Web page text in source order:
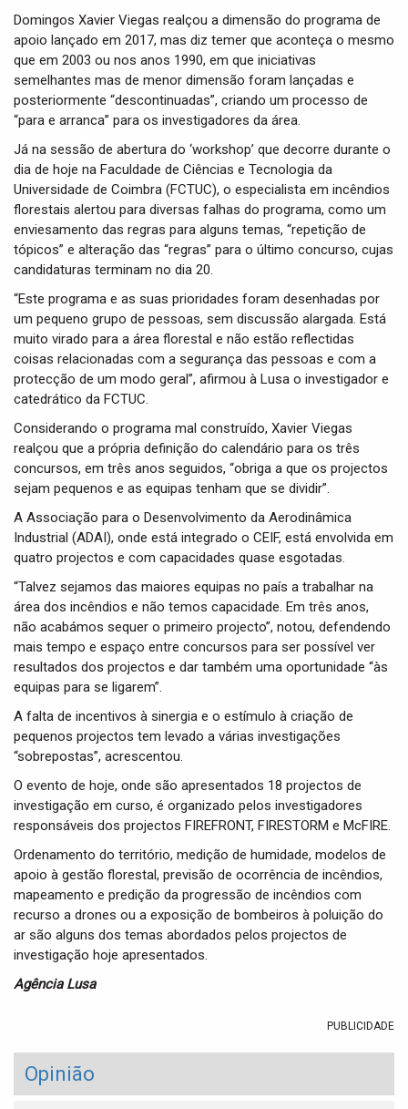
Domingos Xavier Viegas realçou a dimensão do programa de
apoio lançado em 2017, mas diz temer que aconteça o mesmo
que em 2003 ou nos anos 1990, em que iniciativas
semelhantes mas de menor dimensão foram lançadas e
posteriormente “descontinuadas”, criando um processo de
“para e arranca” para os investigadores da área.
Já na sessão de abertura do ‘workshop’ que decorre durante o
dia de hoje na Faculdade de Ciências e Tecnologia da
Universidade de Coimbra (FCTUC), o especialista em incêndios
florestais alertou para diversas falhas do programa, como um
enviesamento das regras para alguns temas, “repetição de
tópicos” e alteração das “regras” para o último concurso, cujas
candidaturas terminam no dia 20.
“Este programa e as suas prioridades foram desenhadas por
um pequeno grupo de pessoas, sem discussão alargada. Está
muito virado para a área florestal e não estão reflectidas
coisas relacionadas com a segurança das pessoas e com a
protecção de um modo geral”, afirmou à Lusa o investigador e
catedrático da FCTUC.
Considerando o programa mal construído, Xavier Viegas
realçou que a própria definição do calendário para os três
concursos, em três anos seguidos, “obriga a que os projectos
sejam pequenos e as equipas tenham que se dividir”.
A Associação para o Desenvolvimento da Aerodinâmica
Industrial (ADAI), onde está integrado o CEIF, está envolvida em
quatro projectos e com capacidades quase esgotadas.
“Talvez sejamos das maiores equipas no país a trabalhar na
área dos incêndios e não temos capacidade. Em três anos,
não acabámos sequer o primeiro projecto”, notou, defendendo
mais tempo e espaço entre concursos para ser possível ver
resultados dos projectos e dar também uma oportunidade “às
equipas para se ligarem”.
A falta de incentivos à sinergia e o estímulo à criação de
pequenos projectos tem levado a várias investigações
“sobrepostas”, acrescentou.
O evento de hoje, onde são apresentados 18 projectos de
investigação em curso, é organizado pelos investigadores
responsáveis dos projectos FIREFRONT, FIRESTORM e McFIRE.
Ordenamento do território, medição de humidade, modelos de
apoio à gestão florestal, previsão de ocorrência de incêndios,
mapeamento e predição da progressão de incêndios com
recurso a drones ou a exposição de bombeiros à poluição do
ar são alguns dos temas abordados pelos projectos de
investigação hoje apresentados.
Agência Lusa
PUBLICIDADE
Opinião